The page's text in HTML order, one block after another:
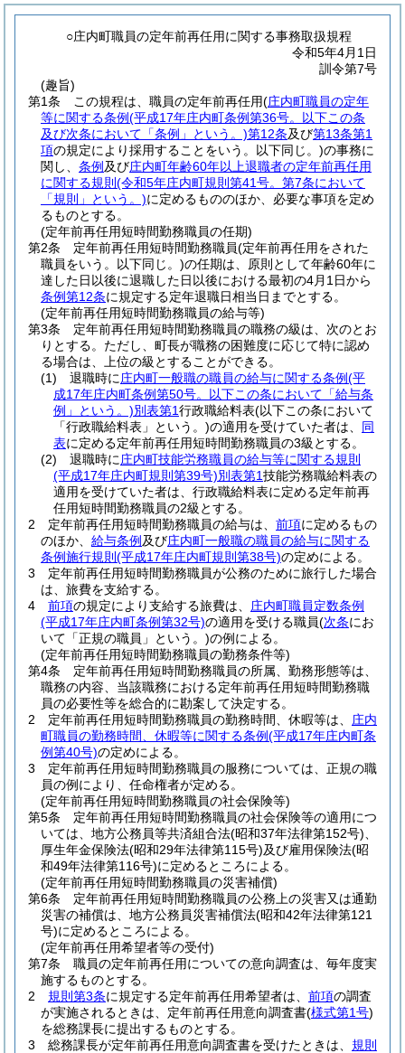
○庄内町職員の定年前再任用に関する事務取扱規程
令和5年4月1日
訓令第7号
(趣旨)
第1条
この規程は、職員の定年前再任用(庄内町職員の定年
等に関する条例(平成17年庄内町条例第36号。以下この条
及び次条において「条例」という。)第12条及び第13条第1
項の規定により採用することをいう。以下同じ。)の事務に
関し、 条例 及び庄内町年齢60年以上退職者の定年前再任用
に関する規則 (令和5年庄内町規則第41号。第7条において
「規則」という。)に定めるもののほか、必要な事項を定め
るものとする。
(定年前再任用短時間勤務職員の任期)
第2条
定年前再任用短時間勤務職員(定年前再任用をされた
職員をいう。以下同じ。)の任期は、原則として年齢60年に
達した日以後に退職した日以後における最初の4月1日から
条例第12条に規定する定年退職日相当日までとする。
(定年前再任用短時間勤務職員の給与等)
第3条
定年前再任用短時間勤務職員の職務の級は、次のとお
りとする。 ただし、町長が職務の困難度に応じて特に認め
る場合は、上位の級とすることができる。
(1)
退職時に庄内町一般職の職員の給与に関する条例(平
成17年庄内町条例第50号。以下この条において「給与条
例」という。)別表第1行政職給料表(以下この条において
「行政職給料表」という。)の適用を受けていた者は、 同
表に定める定年前再任用短時間勤務職員の3級とする。
(2)
退職時に庄内町技能労務職員の給与等に関する規則
(平成17年庄内町規則第39号)別表第1技能労務職給料表の
適用を受けていた者は、行政職給料表に定める定年前再
任用短時間勤務職員の2級とする。
2
定年前再任用短時間勤務職員の給与は、 前項に定めるもの
のほか、 給与条例 及び庄内町一般職の職員の給与に関する
条例施行規則 (平成17年庄内町規則第38号)の定めによる。
3
定年前再任用短時間勤務職員が公務のために旅行した場合
は、旅費を支給する。
4
前項の規定により支給する旅費は、 庄内町職員定数条例
(平成17年庄内町条例第32号)の適用を受ける職員(次条にお
いて「正規の職員」という。)の例による。
(定年前再任用短時間勤務職員の勤務条件等)
第4条
定年前再任用短時間勤務職員の所属、勤務形態等は、
職務の内容、当該職務における定年前再任用短時間勤務職
員の必要性等を総合的に勘案して決定する。
2
定年前再任用短時間勤務職員の勤務時間、休暇等は、 庄内
町職員の勤務時間、休暇等に関する条例(平成17年庄内町条
例第40号)の定めによる。
3
定年前再任用短時間勤務職員の服務については、正規の職
員の例により、任命権者が定める。
(定年前再任用短時間勤務職員の社会保険等)
第5条
定年前再任用短時間勤務職員の社会保険等の適用につ
いては、地方公務員等共済組合法(昭和37年法律第152号)
厚生年金保険法(昭和29年法律第115号)及び雇用保険法(昭
和49年法律第116号)に定めるところによる。
(定年前再任用短時間勤務職員の災害補償)
第6条
定年前再任用短時間勤務職員の公務上の災害又は通勤
災害の補償は、地方公務員災害補償法(昭和42年法律第121
号)に定めるところによる。
(定年前再任用希望者等の受付)
第7条
職員の定年前再任用についての意向調査は、毎年度実
施するものとする。
2
規則第3条に規定する定年前再任用希望者は、 前項の調査
が実施されるときは、定年前再任用意向調査書(様式第1号)
を総務課長に提出するものとする。
3
総務課長が定年前再任用意向調査書を受けたときは、 規則